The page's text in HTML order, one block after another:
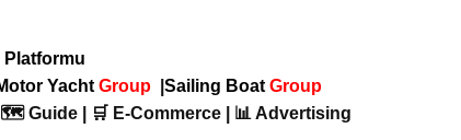
Platformu
Yacht Group Sailing Boat Group
🗺️ Guide | 🛒 E-Commerce | 📊 Advertising